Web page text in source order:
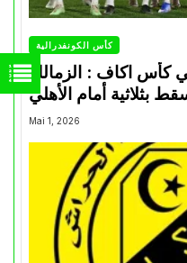
كأس الكونفدرالية
كأس اكاف : الزمالك
Mai 1, 2026